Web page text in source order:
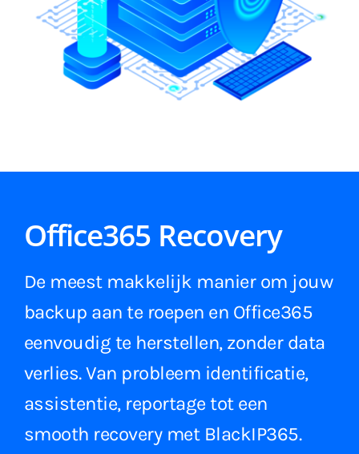
Office365 Recovery
De meest makkelijk manier om jouw
backup aan te roepen en Office365
eenvoudig te herstellen, zonder data
verlies. Van probleem identificatie,
assistentie, reportage tot een
smooth recovery met BlackIP365.